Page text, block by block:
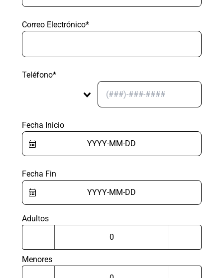
Correo Electrónico*
Teléfono*
Fecha Inicio
Fecha Fin
Adultos
Menores